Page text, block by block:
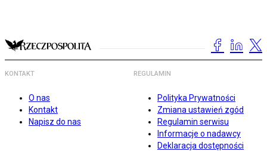
KONTAKT
O nas
Kontakt
Napisz do nas
REGULAMIN
Polityka Prywatności
Zmiana ustawień zgód
Regulamin serwisu
Informacje o nadawcy
Deklaracja dostępności